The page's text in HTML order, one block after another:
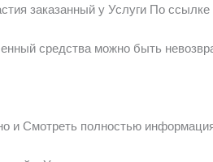
заказанный уУслуги По ссылке
средстваможно быть
иСмотреть полностью